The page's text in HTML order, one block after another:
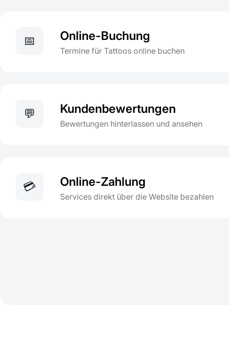
📅 Online-Buchung
Termine für Tattoos online buchen
💬 Kundenbewertungen
Bewertungen hinterlassen und ansehen
💳 Online-Zahlung
Services direkt über die Website bezahlen